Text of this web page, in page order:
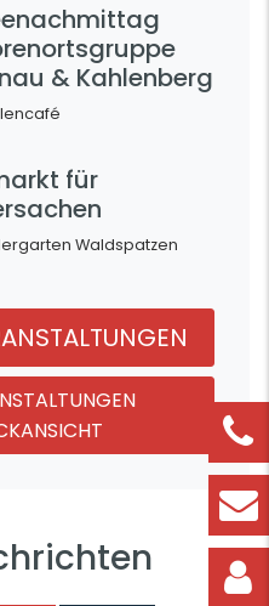
& Kahlenberg
für
Waldspatzen